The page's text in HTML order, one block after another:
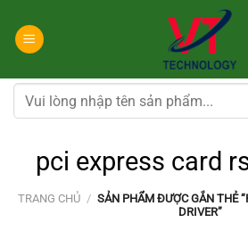
đến
dung
Tìm
kiếm:
pci express card
TRANG CHỦ / SẢN PHẨM ĐƯỢC GẮN THẺ
DRIVER”